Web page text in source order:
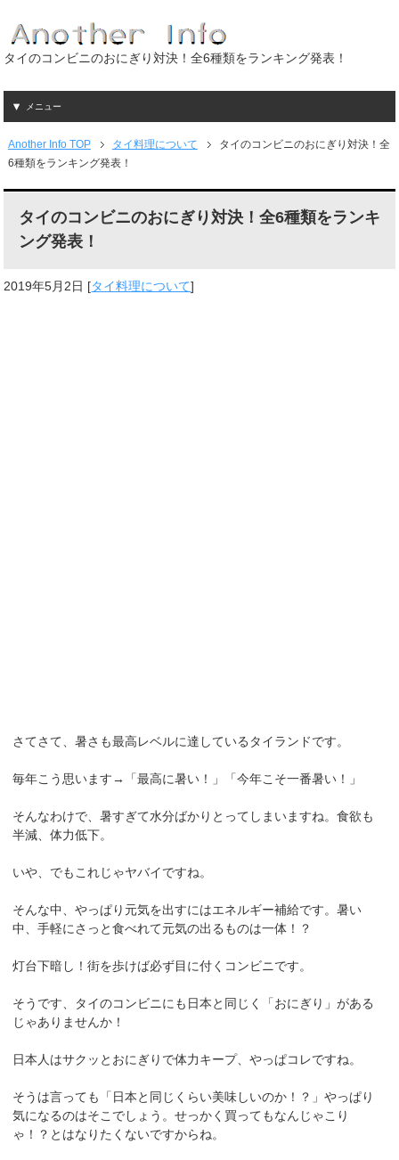
タイのコンビニのおにぎり対決！全6種類をランキング発表！
メニュー
Another Info TOP タイ料理について
タイのコンビニのおにぎり対決！全
6種類をランキング発表！
タイのコンビニのおにぎり対決！全6種類をランキ
ング発表！
2019年5月2日 [タイ料理について]
さてさて、暑さも最高レベルに達しているタイランドです。
毎年こう思います→「最高に暑い！」「今年こそ一番暑い！」
そんなわけで、暑すぎて水分ばかりとってしまいますね。食欲も
半減、体力低下。
いや、でもこれじゃヤバイですね。
そんな中、やっぱり元気を出すにはエネルギー補給です。暑い
中、手軽にさっと食べれて元気の出るものは一体！？
灯台下暗し！街を歩けば必ず目に付くコンビニです。
そうです、タイのコンビニにも日本と同じく「おにぎり」がある
じゃありませんか！
日本人はサクッとおにぎりで体力キープ、やっぱコレですね。
そうは言っても「日本と同じくらい美味しいのか！？」やっぱり
気になるのはそこでしょう。せっかく買ってもなんじゃこり
ゃ！？とはなりたくないですからね。